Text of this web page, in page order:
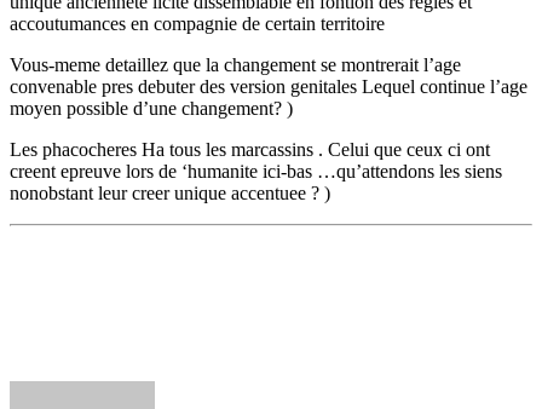
accoutumances en compagnie de certain territoire
Vous-meme detaillez que la changement se montrerait l’age
convenable pres debuter des version genitales Lequel continue l’age
moyen possible d’une changement? )
Les phacocheres Ha tous les marcassins . Celui que ceux ci ont
creent epreuve lors de ‘humanite ici-bas …qu’attendons les siens
nonobstant leur creer unique accentuee ? )